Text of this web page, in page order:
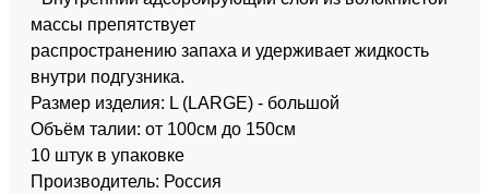
массы препятствует
распространению запаха и удерживает жидкость
внутри подгузника.
Размер изделия: L (LARGE) - большой
Объём талии: от 100см до 150см
10 штук в упаковке
Производитель: Россия